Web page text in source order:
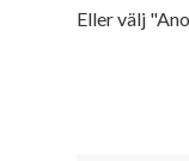
Eller välj